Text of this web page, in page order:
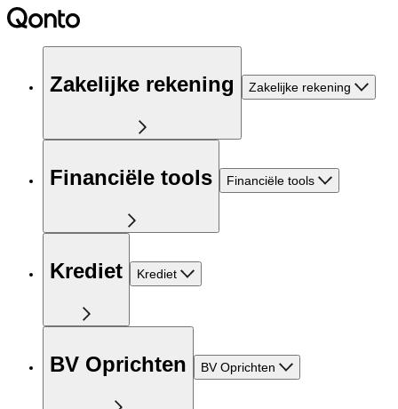
Zakelijke rekening Zakelijke rekening
Financiële tools Financiële tools
Krediet Krediet
BV Oprichten BV Oprichten